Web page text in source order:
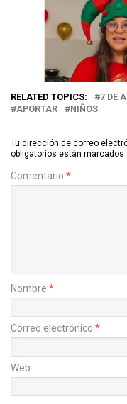
RELATED TOPICS: 7 DE
APORTAR
NIÑOS
Tu dirección de correo
obligatorios están marcados
Comentario *
Nombre *
Correo electrónico *
Web